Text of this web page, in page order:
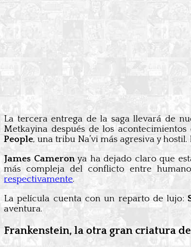
La tercera entrega de la saga llevará de
Metkayina después de los
People, una tribu Na’vi más agresiva y
James Cameronya ha dejado claro que
más compleja del conflicto entre
respectivamente.
La película cuenta con un reparto de lujo:
aventura.
Frankenstein, la otra gran criatura